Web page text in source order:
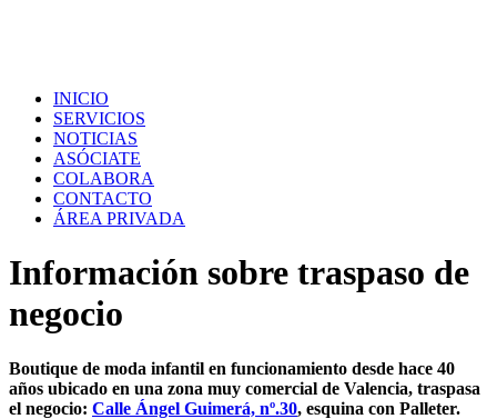
INICIO
SERVICIOS
NOTICIAS
ASÓCIATE
COLABORA
CONTACTO
ÁREA PRIVADA
Información sobre traspaso de
negocio
Boutique de moda infantil en funcionamiento desde hace 40
años ubicado en una zona muy comercial de Valencia, traspasa
el negocio: Calle Ángel Guimerá, nº.30, esquina con Palleter.